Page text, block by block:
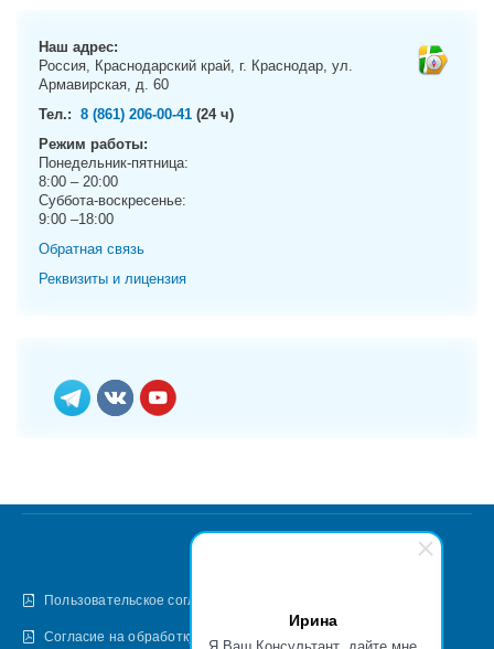
Ирина
Наш адрес:
Россия, Краснодарский край, г. Краснодар, ул.
Армавирская, д. 60
Тел.: 8 (861) 206-00-41 (24 ч)
Режим работы:
Понедельник-пятница:
8:00 – 20:00
Суббота-воскресенье:
9:00 –18:00
Обратная связь
Реквизиты и лицензия
Пользовательское соглашение
Согласие на обработку персональных данных